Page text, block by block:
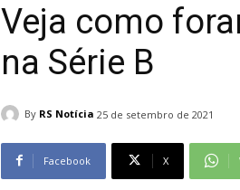
Veja como
na Série B
By RS Notícia 25 de setembro de 2021
Facebook X